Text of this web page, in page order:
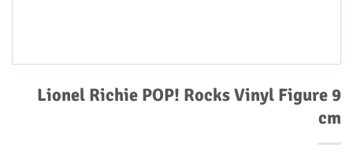
Lionel Richie POP! Rocks Vinyl Figure 9
cm